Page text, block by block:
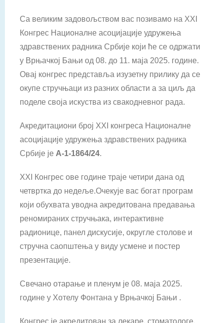
Са великим задовољством вас позивамо на XXI
Конгрес Националне асоцијације удружења
здравствених радника Србије који ће се одржати
у Врњачкој Бањи од 08. до 11. маја 2025. године.
Овај конгрес представља изузетну прилику да се
окупе стручњаци из разних области а за циљ да
поделе своја искуства из свакодневног рада.
Акредитациони број XXI конгреса Националне
асоцијације удружења здравствених радника
Србије је А-1-1864/24.
XXI Конгрес ове године траје четири дана од
четвртка до недеље.Oчекује вас богат програм
који обухвата уводна акредитована предавања
реномираних стручњака, интерактивне
радионице, панел дискусије, округле столове и
стручна саопштења у виду усмене и постер
презентације.
Свечано отарање и пленум је 08. маја 2025.
године у Хотелу Фонтана у Врњачкој Бањи .
Конгрес је акредитован за лекаре, стоматологе,